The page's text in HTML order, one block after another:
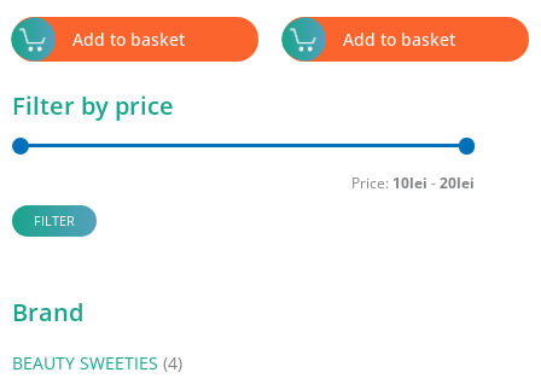
Filter by price
price
price
FILTER
Price: 10lei -20lei
Brand
BEAUTY SWEETIES (4)
Add to basket Add to basket